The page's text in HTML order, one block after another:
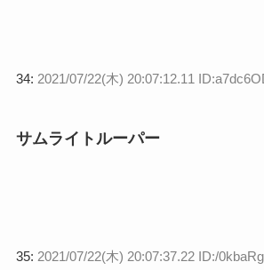
34: 2021/07/22(木) 20:07:12.11
サムライトルーパー
35: 2021/07/22(木) 20:07:37.22 ID:/